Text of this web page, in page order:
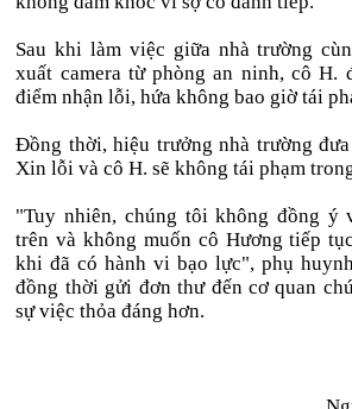
Sau khi làm việc giữa nhà trường
xuất camera từ phòng an ninh, cô H.
điểm nhận lỗi, hứa không bao giờ tái
Đồng thời, hiệu trưởng nhà trường
Xin lỗi và cô H. sẽ không tái phạm
"Tuy nhiên, chúng tôi không đồng ý
trên và không muốn cô Hương tiếp
khi đã có hành vi bạo lực", phụ
đồng thời gửi đơn thư đến cơ quan
sự việc thỏa đáng hơn.